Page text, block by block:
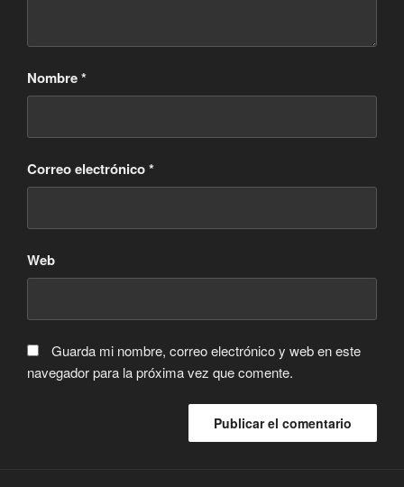
Nombre*
Correo electrónico*
Web
Guarda mi nombre, correo electrónico y web en este
navegador para la próxima vez que comente.